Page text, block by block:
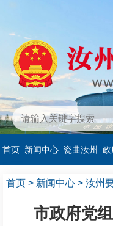
首页 新闻中心 瓷曲汝州 政
首页 > 新闻中心 > 汝州
市政府党